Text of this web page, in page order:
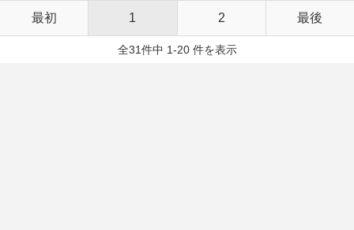
最初 1 2 最後
全31件中 1-20 件を表示